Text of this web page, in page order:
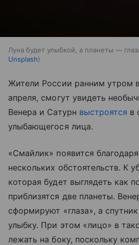
Луна будет улыбкой, а планеты —
Unsplash
Жители России ранним утром
апреля, смогут увидеть
Венера и Сатурн выстроятся в
улыбающегося лица.
«Смайлик» появится
нескольких обстоятельств. К
которая будет выглядеть как
приблизятся две планеты.
сформируют «глаза», а
улыбку. При этом «лицо» в
лежать на боку, поскольку